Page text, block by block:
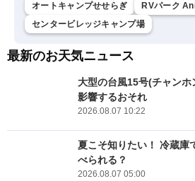
オートキャンプせせらぎ
RVパーク
センタービレッジキャンプ場
最新のお天気ニュース
大型の台風15号(チャン
影響するおそれ
2026.08.07 10:22
夏こそ知りたい！ 冷蔵庫
べられる？
2026.08.07 05:00